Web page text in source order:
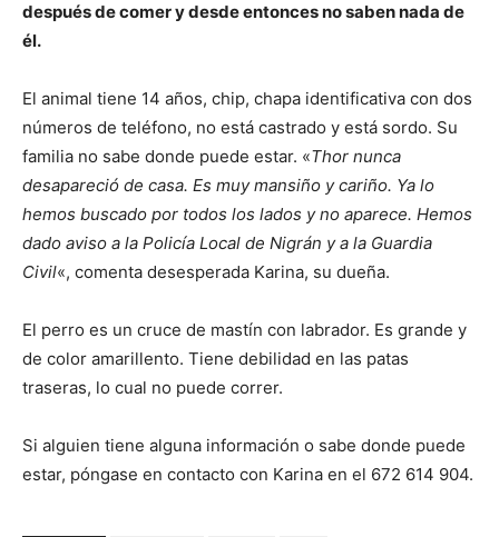
después de comer y desde entonces no saben nada de
él.
El animal tiene 14 años, chip, chapa identificativa con dos
números de teléfono, no está castrado y está sordo. Su
familia no sabe donde puede estar. «Thor nunca
desapareció de casa. Es muy mansiño y cariño. Ya lo
hemos buscado por todos los lados y no aparece. Hemos
dado aviso a la Policía Local de Nigrán y a la Guardia
Civil«, comenta desesperada Karina, su dueña.
El perro es un cruce de mastín con labrador. Es grande y
de color amarillento. Tiene debilidad en las patas
traseras, lo cual no puede correr.
Si alguien tiene alguna información o sabe donde puede
estar, póngase en contacto con Karina en el 672 614 904.